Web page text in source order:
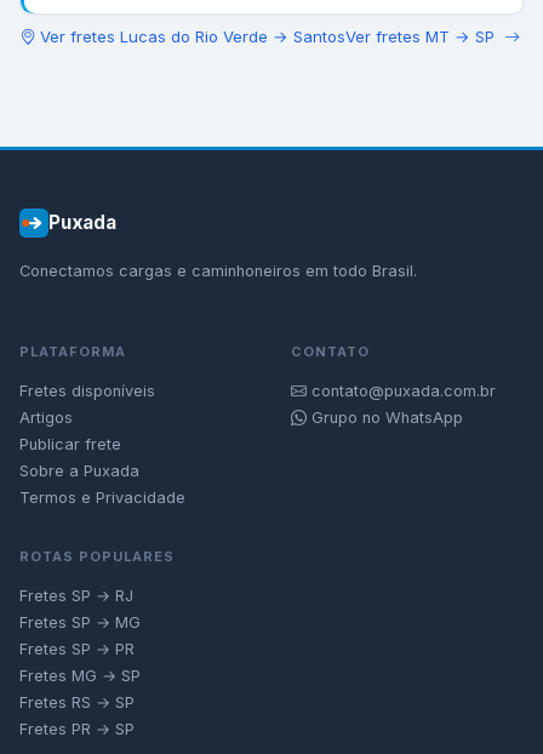
Ver fretes Lucas do Rio Verde → SantosVer fretes MT → SP
Puxada
Conectamos cargas e caminhoneiros em todo Brasil.
PLATAFORMA
Fretes disponíveis
Artigos
Publicar frete
Sobre a Puxada
Termos e Privacidade
CONTATO
contato@puxada.com.br
Grupo no WhatsApp
ROTAS POPULARES
Fretes SP → RJ
Fretes SP → MG
Fretes SP → PR
Fretes MG → SP
Fretes RS → SP
Fretes PR → SP